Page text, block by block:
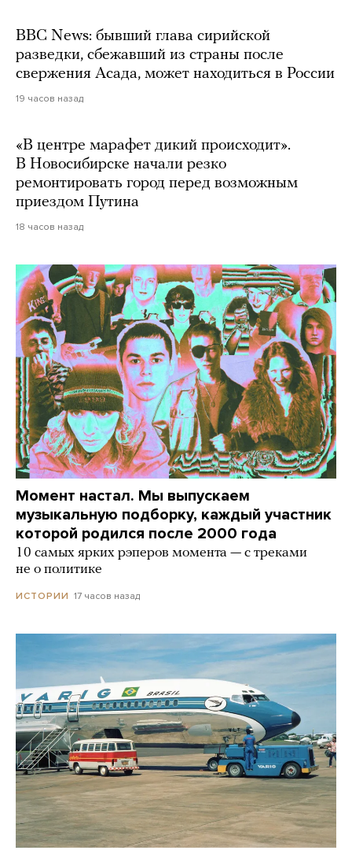
BBC News: бывший глава сирийской
разведки, сбежавший из страны после
свержения Асада, может находиться в России
19 часов назад
«В центре марафет дикий происходит».
В Новосибирске начали резко
ремонтировать город перед возможным
приездом Путина
18 часов назад
Момент настал. Мы выпускаем
музыкальную подборку, каждый участник
которой родился после 2000 года
10 самых ярких рэперов момента — с треками
не о политике
ИСТОРИИ 17 часов назад